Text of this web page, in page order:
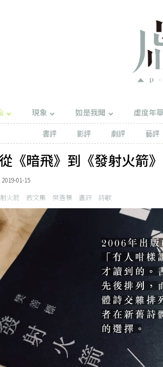
現象 如是我聞 虛度年華
書評
影評 劇評 藝評
暗飛》到《發射火箭》
01-15
火箭 散文集 樊善標 書評 詩歌